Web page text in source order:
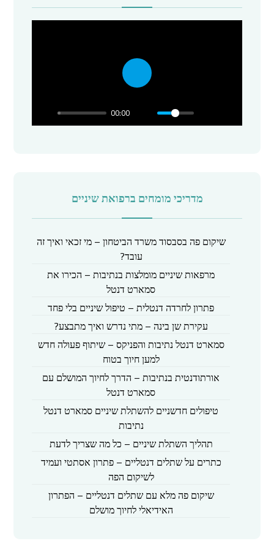
00:00
P
מדריכי מומחים ברפואת שיניים
שיקום פה בסבסוד משרד הביטחון – מי זכאי ואיך זה
עובד?
מרפאות שיניים מומלצות בנתיבות – הכירו את
סמארט דנטל
פתרון לחרדה דנטלית – טיפול שיניים בלי פחד
עקירת שן בינה – מתי נדרש ואיך מתבצע?
סמארט דנטל נתיבות והפניקס – שיתוף פעולה חדש
למען חיוך בטוח
אורתודנטית בנתיבות – הדרך לחיוך המושלם עם
סמארט דנטל
טיפולים חדשניים להשתלת שיניים סמארט דנטל
נתיבות
תהליך השתלת שיניים – כל מה שצריך לדעת
כתרים על שתלים דנטליים – פתרון אסתטי ועמיד
לשיקום הפה
שיקום פה מלא עם שתלים דנטליים – הפתרון
האידיאלי לחיוך מושלם